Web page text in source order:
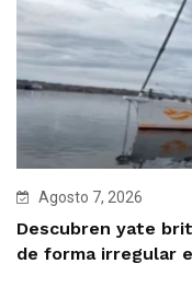
Agosto 7, 2026
Descubren yate
de forma irregular